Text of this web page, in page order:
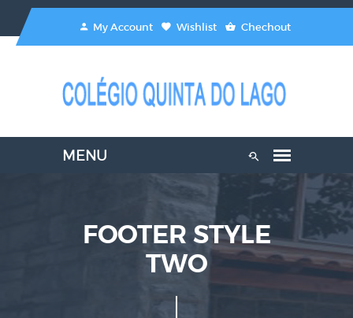
My Account Wishlist Chechout
FOOTER STYLE
TWO